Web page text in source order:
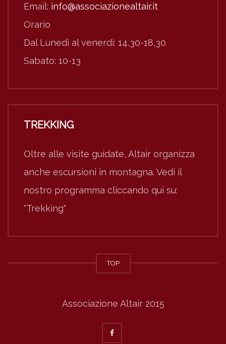
Email: info@associazionealtair.it
Orario
Dal Lunedì al venerdì: 14,30-18,30
Sabato: 10-13
TREKKING
Oltre alle visite guidate, Altair organizza
anche escursioni in montagna. Vedi il
nostro programma cliccando qui su:
"Trekking"
TOP
Associazione Altair 2015